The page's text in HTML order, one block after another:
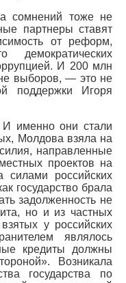
сомнений тоже не
партнеры ставят
от реформ,
демократических
И 200 млн
выборов, — это не
поддержки Игоря
именно они стали
Молдова взяла на
направленные
проектов на
силами российских
государство брала
задолженность не
но и из частных
у российских
являлось
кредиты должны
Возникала
государства по